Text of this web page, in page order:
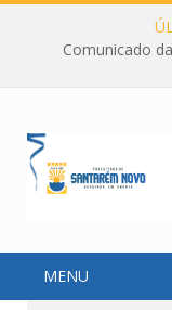
Comunicado
MENU